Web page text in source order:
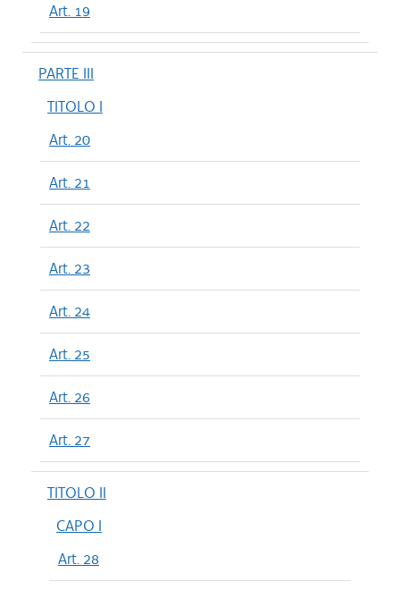
Art. 19
PARTE III
TITOLO I
Art. 20
Art. 21
Art. 22
Art. 23
Art. 24
Art. 25
Art. 26
Art. 27
TITOLO II
CAPO I
Art. 28